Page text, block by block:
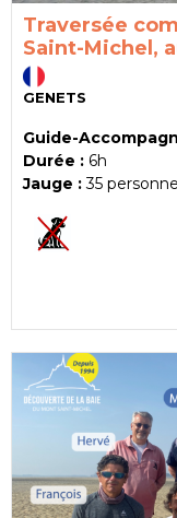
Traversée
Saint-Michel,
GENETS
Guide-
Durée : 6h
Jauge : 35